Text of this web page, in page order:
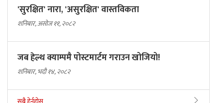
'सुरक्षित' नारा, 'असुरक्षित' वास्तविकता
शनिबार, असोज ११, २०८२
जब हेल्थ क्याम्पमै पोस्टमार्टम गराउन खोजियो!
शनिबार, भदौ १४, २०८२